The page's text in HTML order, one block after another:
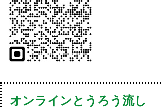
オンラインとうろう流し